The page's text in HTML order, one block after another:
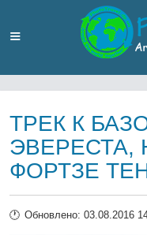
ТРЕК К
ЭВЕРЕСТА,
ФОРТЗЕ
Обновлено: 03.08.2016